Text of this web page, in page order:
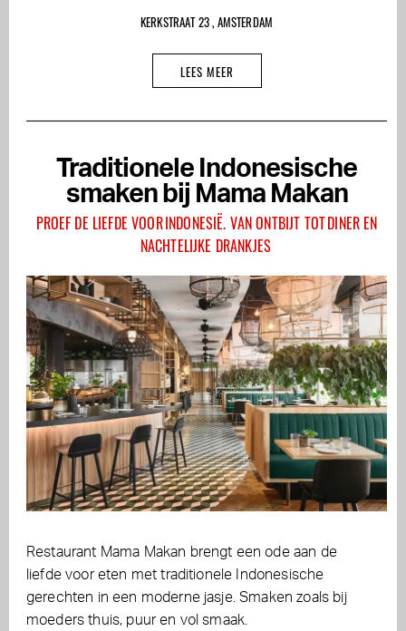
KERKSTRAAT 23 , AMSTERDAM
LEES MEER
Traditionele Indonesische
smaken bij Mama Makan
PROEF DE LIEFDE VOOR INDONESIË. VAN ONTBIJT TOT DINER EN
NACHTELIJKE DRANKJES
Restaurant Mama Makan brengt een ode aan de
liefde voor eten met traditionele Indonesische
gerechten in een moderne jasje. Smaken zoals bij
moeders thuis, puur en vol smaak.